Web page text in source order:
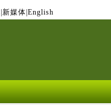
新媒体 English